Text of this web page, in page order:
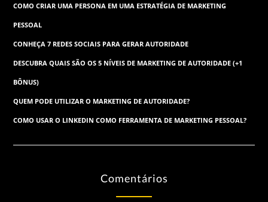
COMO CRIAR UMA PERSONA EM UMA ESTRATÉGIA DE MARKETING
PESSOAL
CONHEÇA 7 REDES SOCIAIS PARA GERAR AUTORIDADE
DESCUBRA QUAIS SÃO OS 5 NÍVEIS DE MARKETING DE AUTORIDADE (+1
BÔNUS)
QUEM PODE UTILIZAR O MARKETING DE AUTORIDADE?
COMO USAR O LINKEDIN COMO FERRAMENTA DE MARKETING PESSOAL?
Comentários